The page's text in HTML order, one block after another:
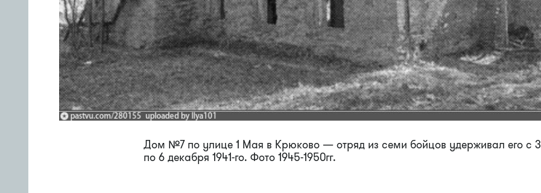
Дом №7 по улице 1 Мая в Крюково — отряд из семи бойцов удерживал его с 3
по 6 декабря 1941-го. Фото 1945-1950гг.